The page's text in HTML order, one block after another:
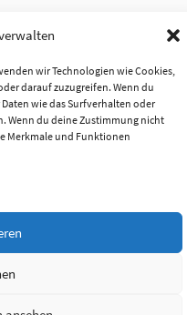
wir Technologien wie Cookies,
darauf zuzugreifen. Wenn du
wie das Surfverhalten oder
Wenn du deine Zustimmung nicht
Merkmale und Funktionen
(EU)